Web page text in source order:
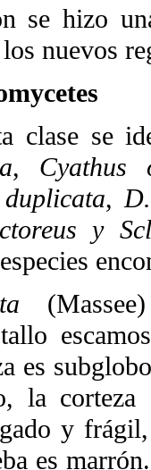
se hizo
nuevos
clase se
, Cyathus
,
y
es
la
y
es